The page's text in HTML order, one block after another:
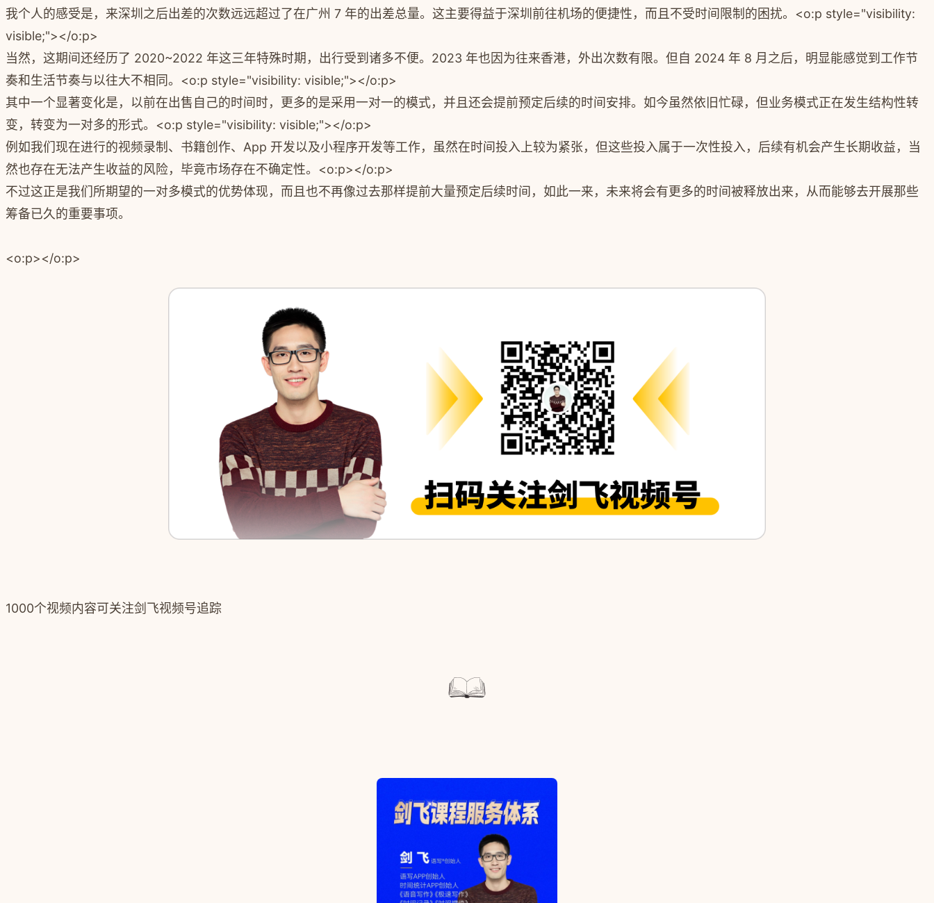
我个人的感受是，来深圳之后出差的次数远远超过了在广州 7 年的出差总量。这主要得益于深圳前往机场的便捷性，而且不受时间限制的困扰。 <o:p style="visibility:
visible;"></o:p>
当然，这期间还经历了 2020~2022 年这三年特殊时期，出行受到诸多不便。2023 年也因为往来香港，外出次数有限。但自 2024 年 8 月之后，明显能感觉到工作节
奏和生活节奏与以往大不相同。 <o:p style="visibility: visible;"></o:p>
其中一个显著变化是，以前在出售自己的时间时，更多的是采用一对一的模式，并且还会提前预定后续的时间安排。如今虽然依旧忙碌，但业务模式正在发生结构性转
变，转变为一对多的形式。 <o:p style="visibility: visible;"></o:p>
例如我们现在进行的视频录制、书籍创作、App 开发以及小程序开发等工作，虽然在时间投入上较为紧张，但这些投入属于一次性投入，后续有机会产生长期收益，当
然也存在无法产生收益的风险，毕竟市场存在不确定性。 <o:p></o:p>
不过这正是我们所期望的一对多模式的优势体现，而且也不再像过去那样提前大量预定后续时间，如此一来，未来将会有更多的时间被释放出来，从而能够去开展那些
筹备已久的重要事项。
<o:p></o:p>
1000个视频内容可关注剑飞视频号追踪